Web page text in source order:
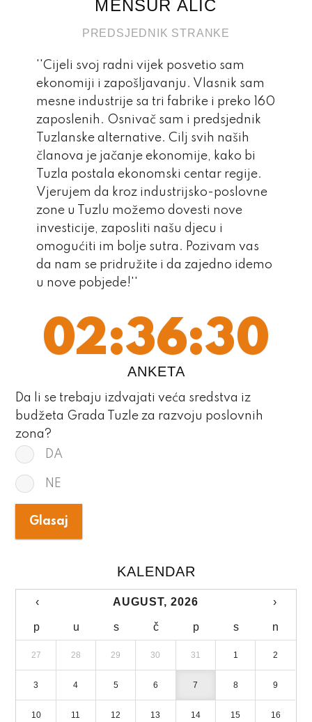
MENSUR ALIĆ
PREDSJEDNIK STRANKE
''Cijeli svoj radni vijek posvetio sam
ekonomiji i zapošljavanju. Vlasnik sam
mesne industrije sa tri fabrike i preko 160
zaposlenih. Osnivač sam i predsjednik
Tuzlanske alternative. Cilj svih naših
članova je jačanje ekonomije, kako bi
Tuzla postala ekonomski centar regije.
Vjerujem da kroz industrijsko-poslovne
zone u Tuzlu možemo dovesti nove
investicije, zaposliti našu djecu i
omogućiti im bolje sutra. Pozivam vas
da nam se pridružite i da zajedno idemo
u nove pobjede!''
02:36:31
ANKETA
Da li se trebaju izdvajati veća sredstva iz
budžeta Grada Tuzle za razvoju poslovnih
zona?
DA
NE
KALENDAR
‹ AUGUST, 2026 ›
p u s č p s n
27 28 29 30 31 1 2
3 4 5 6 7 8 9
10 11 12 13 14 15 16